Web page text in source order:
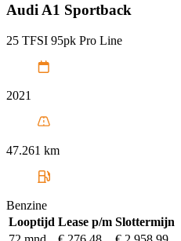
Audi A1 Sportback
25 TFSI 95pk Pro Line
2021
47.261 km
Benzine
Looptijd Lease p/m Slottermijn